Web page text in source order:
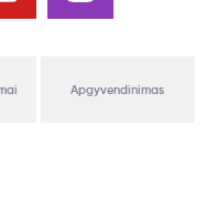
Apgyvendinimas